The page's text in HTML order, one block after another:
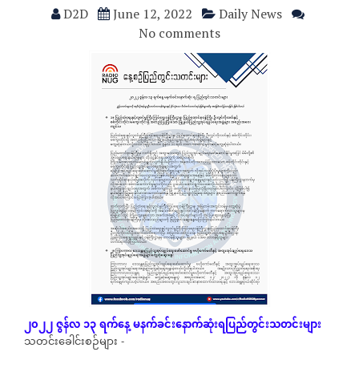
D2D June 12, 2022
Daily News
No comments
၂၀၂၂ဇွန်လ၁၃ရက်နေ့မနက်ခင်းနောက်ဆုံးရပြည်တွင်းသတင်းများ
သတင်းခေါင်းစဉ်များ -